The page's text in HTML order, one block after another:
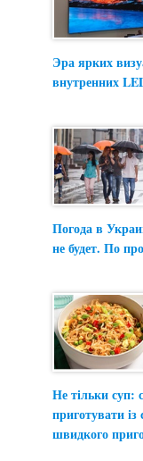
Эра ярких
внутренних
Погода в
не будет. По
Не тільки суп:
приготувати
швидкого